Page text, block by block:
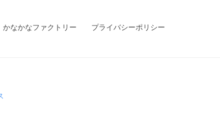
かなかなファクトリー プライバシーポリシー